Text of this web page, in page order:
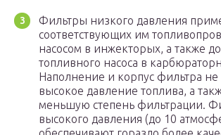
Фильтры низкого давления
соответствующих им
насосом в инжекторых, а также
топливного насоса в
Наполнение и корпус фильтра не
высокое давление топлива, а
меньшую степень фильтрации.
высокого давления (до 10